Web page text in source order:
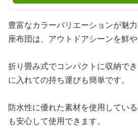
豊富なカラーバリエーションが魅
座布団は、アウトドアシーンを鮮や
折り畳み式でコンパクトに収納で
に入れての持ち運びも簡単です。
防水性に優れた素材を使用してい
も安心して使用できます。